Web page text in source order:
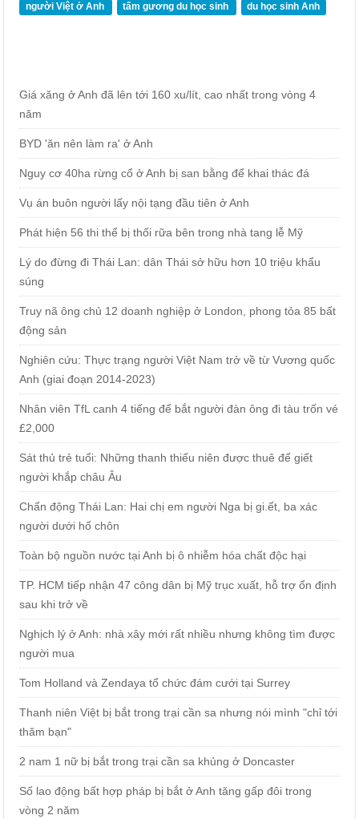
người Việt ở Anh tấm gương du học sinh du học sinh Anh
Giá xăng ở Anh đã lên tới 160 xu/lít, cao nhất trong vòng 4
năm
BYD 'ăn nên làm ra' ở Anh
Nguy cơ 40ha rừng cổ ở Anh bị san bằng để khai thác đá
Vụ án buôn người lấy nội tạng đầu tiên ở Anh
Phát hiện 56 thi thể bị thối rữa bên trong nhà tang lễ Mỹ
Lý do đừng đi Thái Lan: dân Thái sở hữu hơn 10 triệu khẩu
súng
Truy nã ông chủ 12 doanh nghiệp ở London, phong tỏa 85 bất
động sản
Nghiên cứu: Thực trạng người Việt Nam trở về từ Vương quốc
Anh (giai đoạn 2014-2023)
Nhân viên TfL canh 4 tiếng để bắt người đàn ông đi tàu trốn vé
£2,000
Sát thủ trẻ tuổi: Những thanh thiếu niên được thuê để giết
người khắp châu Âu
Chấn động Thái Lan: Hai chị em người Nga bị gi.ết, ba xác
người dưới hố chôn
Toàn bộ nguồn nước tại Anh bị ô nhiễm hóa chất độc hại
TP. HCM tiếp nhận 47 công dân bị Mỹ trục xuất, hỗ trợ ổn định
sau khi trở về
Nghịch lý ở Anh: nhà xây mới rất nhiều nhưng không tìm được
người mua
Tom Holland và Zendaya tổ chức đám cưới tại Surrey
Thanh niên Việt bị bắt trong trại cần sa nhưng nói mình "chỉ tới
thăm bạn"
2 nam 1 nữ bị bắt trong trại cần sa khủng ở Doncaster
Số lao động bất hợp pháp bị bắt ở Anh tăng gấp đôi trong
vòng 2 năm